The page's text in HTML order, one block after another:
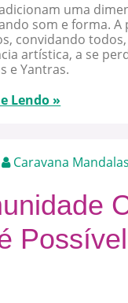
uma
som e forma.
convidando
artística, a se
e Yantras.
Lendo »
Caravana Mandalas